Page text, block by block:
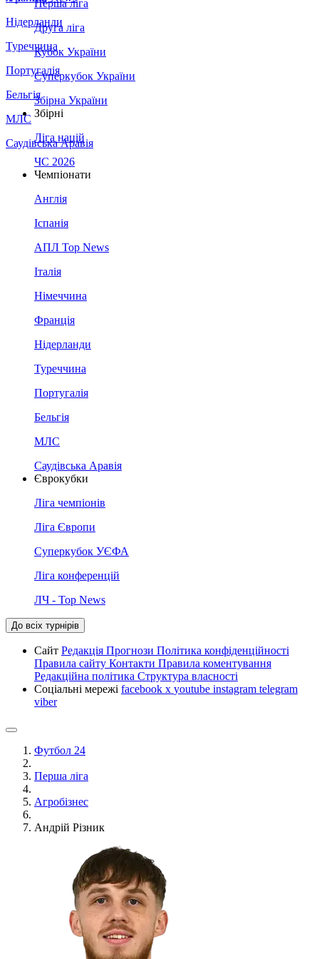
Нідерланди
Туреччина
Португалія
Бельгія
МЛС
Саудівська Аравія
Перша ліга
Друга ліга
Кубок України
Суперкубок України
Збірна України
Збірні
Ліга націй
ЧС 2026
Чемпіонати
Англія
Іспанія
АПЛ Top News
Італія
Німеччина
Франція
Нідерланди
Туреччина
Португалія
Бельгія
МЛС
Саудівська Аравія
Єврокубки
Ліга чемпіонів
Ліга Європи
Суперкубок УЄФА
Ліга конференцій
ЛЧ - Top News
До всіх турнірів
Сайт Редакція Прогнози Політика конфіденційності
Правила сайту Контакти Правила коментування
Редакційна політика Структура власності
Соціальні мережі facebook x youtube instagram telegram
viber
Футбол 24
Перша ліга
Агробізнес
Андрій Різник